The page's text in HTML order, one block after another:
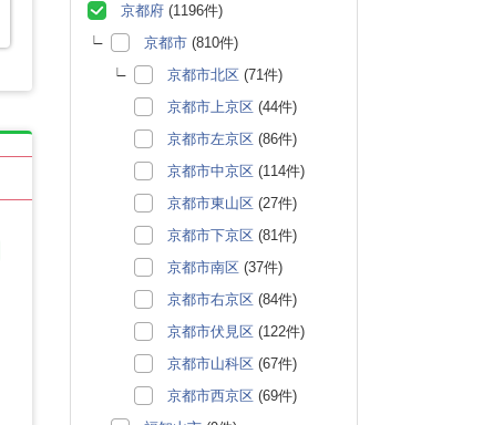
京都府 (1196件)
京都市 (810件)
京都市北区 (71件)
京都市上京区 (44件)
京都市左京区 (86件)
京都市中京区 (114件)
京都市東山区 (27件)
京都市下京区 (81件)
京都市南区 (37件)
京都市右京区 (84件)
京都市伏見区 (122件)
京都市山科区 (67件)
京都市西京区 (69件)